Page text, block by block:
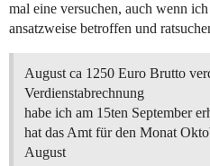
mal eine versuchen, auch wenn
ansatzweise betroffen und
August ca 1250 Euro Brutto
Verdienstabrechnung
habe ich am 15ten September
hat das Amt für den Monat
August